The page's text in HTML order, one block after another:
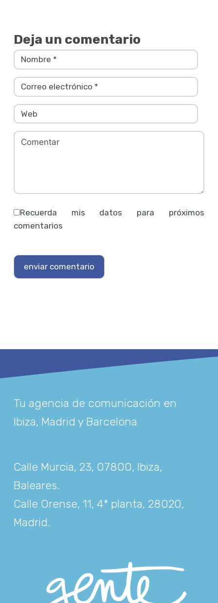
Deja un comentario
Recuerda mis datos para próximos
comentarios
Tu agencia de comunicación en
Ibiza, Madrid y Barcelona
Calle Murcia, 23, 07800, Ibiza,
Baleares.
Calle Orense, 11, 4ª planta, 28020,
Madrid.